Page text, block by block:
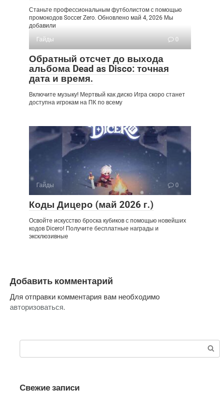
Станьте профессиональным футболистом с помощью
промокодов Soccer Zero. Обновлено май 4, 2026 Мы
добавили
Гайды
0
Обратный отсчет до выхода
альбома Dead as Disco: точная
дата и время.
Включите музыку! Мертвый как диско Игра скоро станет
доступна игрокам на ПК по всему
Гайды 0
Коды Дицеро (май 2026 г.)
Освойте искусство броска кубиков с помощью новейших
кодов Dicero! Получите бесплатные награды и
эксклюзивные
Добавить комментарий
Для отправки комментария вам необходимо
авторизоваться.
Поиск:
Свежие записи